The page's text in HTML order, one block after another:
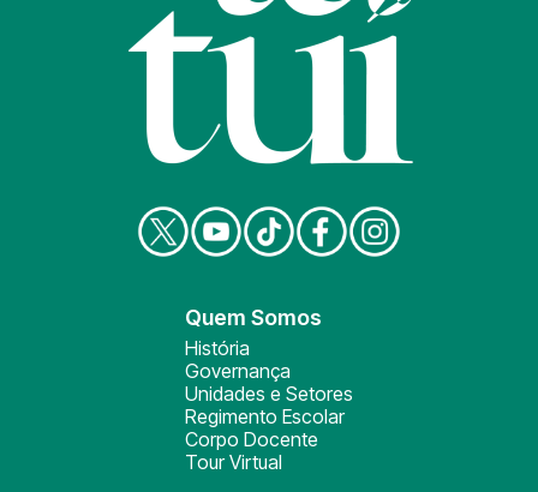
Quem Somos
História
Governança
Unidades e Setores
Regimento Escolar
Corpo Docente
Tour Virtual